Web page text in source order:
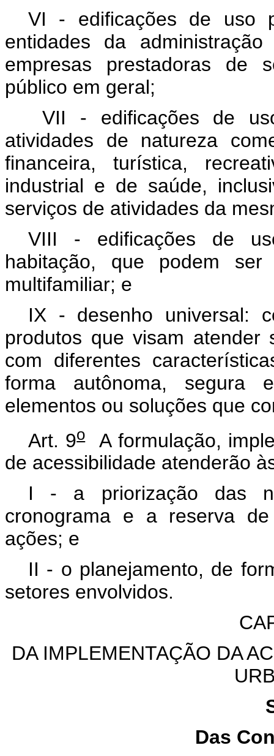
VI - edificações de uso
entidades da
empresas prestadoras de
público em geral;
VII - edificações de
atividades de natureza
financeira, turística,
industrial e de saúde,
serviços de atividades da
VIII - edificações de
habitação, que podem ser
multifamiliar; e
IX - desenho universal:
produtos que visam atender
com diferentes
forma autônoma, segura
elementos ou soluções que
Art. 9oA formulação,
de acessibilidade atenderão
I - a priorização das
cronograma e a reserva
ações; e
II - o planejamento, de
setores envolvidos.
DA IMPLEMENTAÇÃO DA
Das